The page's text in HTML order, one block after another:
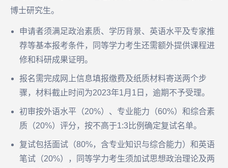
博士研究生。
申请者须满足政治素质、学历背景、英语水平及专家推
荐等基本报考条件，同等学力考生还需额外提供课程进
修和科研成果证明。
报名需完成网上信息填报缴费及纸质材料寄送两个步
骤，材料截止时间为2023年1月1日，逾期不予受理。
初审按外语水平（20%）、专业能力（60%）和综合素
质（20%）评分，按不高于1:3比例确定复试名单。
复试包括面试（80%，含专业知识与综合能力）和英语
笔试（20%），同等学力考生须加试思想政治理论及两